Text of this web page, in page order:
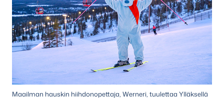
Maailman hauskin hiihdonopettaja, Werneri, tuulettaa Ylläksellä